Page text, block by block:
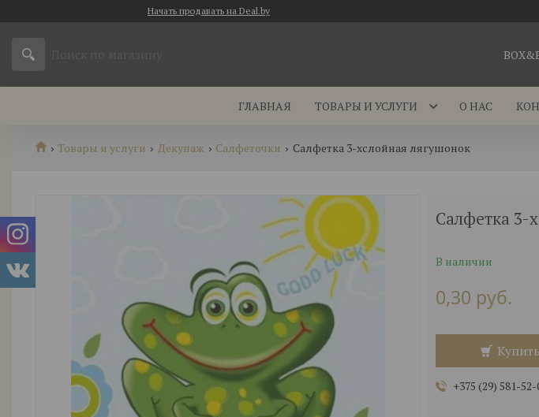
Начать продавать на Deal.by
ГЛАВНАЯ ТОВАРЫ И УСЛУГИ О НАС
Товары и услуги Декупаж Салфеточки Салфетка 3-хслойная лягушонок
Салфетка 3-
В наличии
0,30 руб.
Купить
+375 (29) 581-52-